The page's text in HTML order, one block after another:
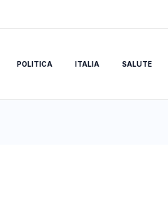
POLITICA ITALIA SALUTE